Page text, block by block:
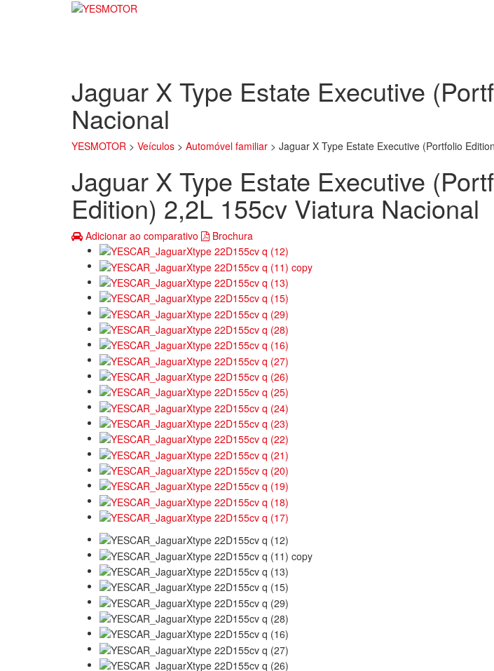
Jaguar X Type Estate Executive
Nacional
YESMOTOR > Veículos > Automóvel familiar > Jaguar X Type Estate Executive (Portfolio
Jaguar X Type Estate Executive
Edition) 2,2L 155cv Viatura Nacional
Adicionar ao comparativo Brochura